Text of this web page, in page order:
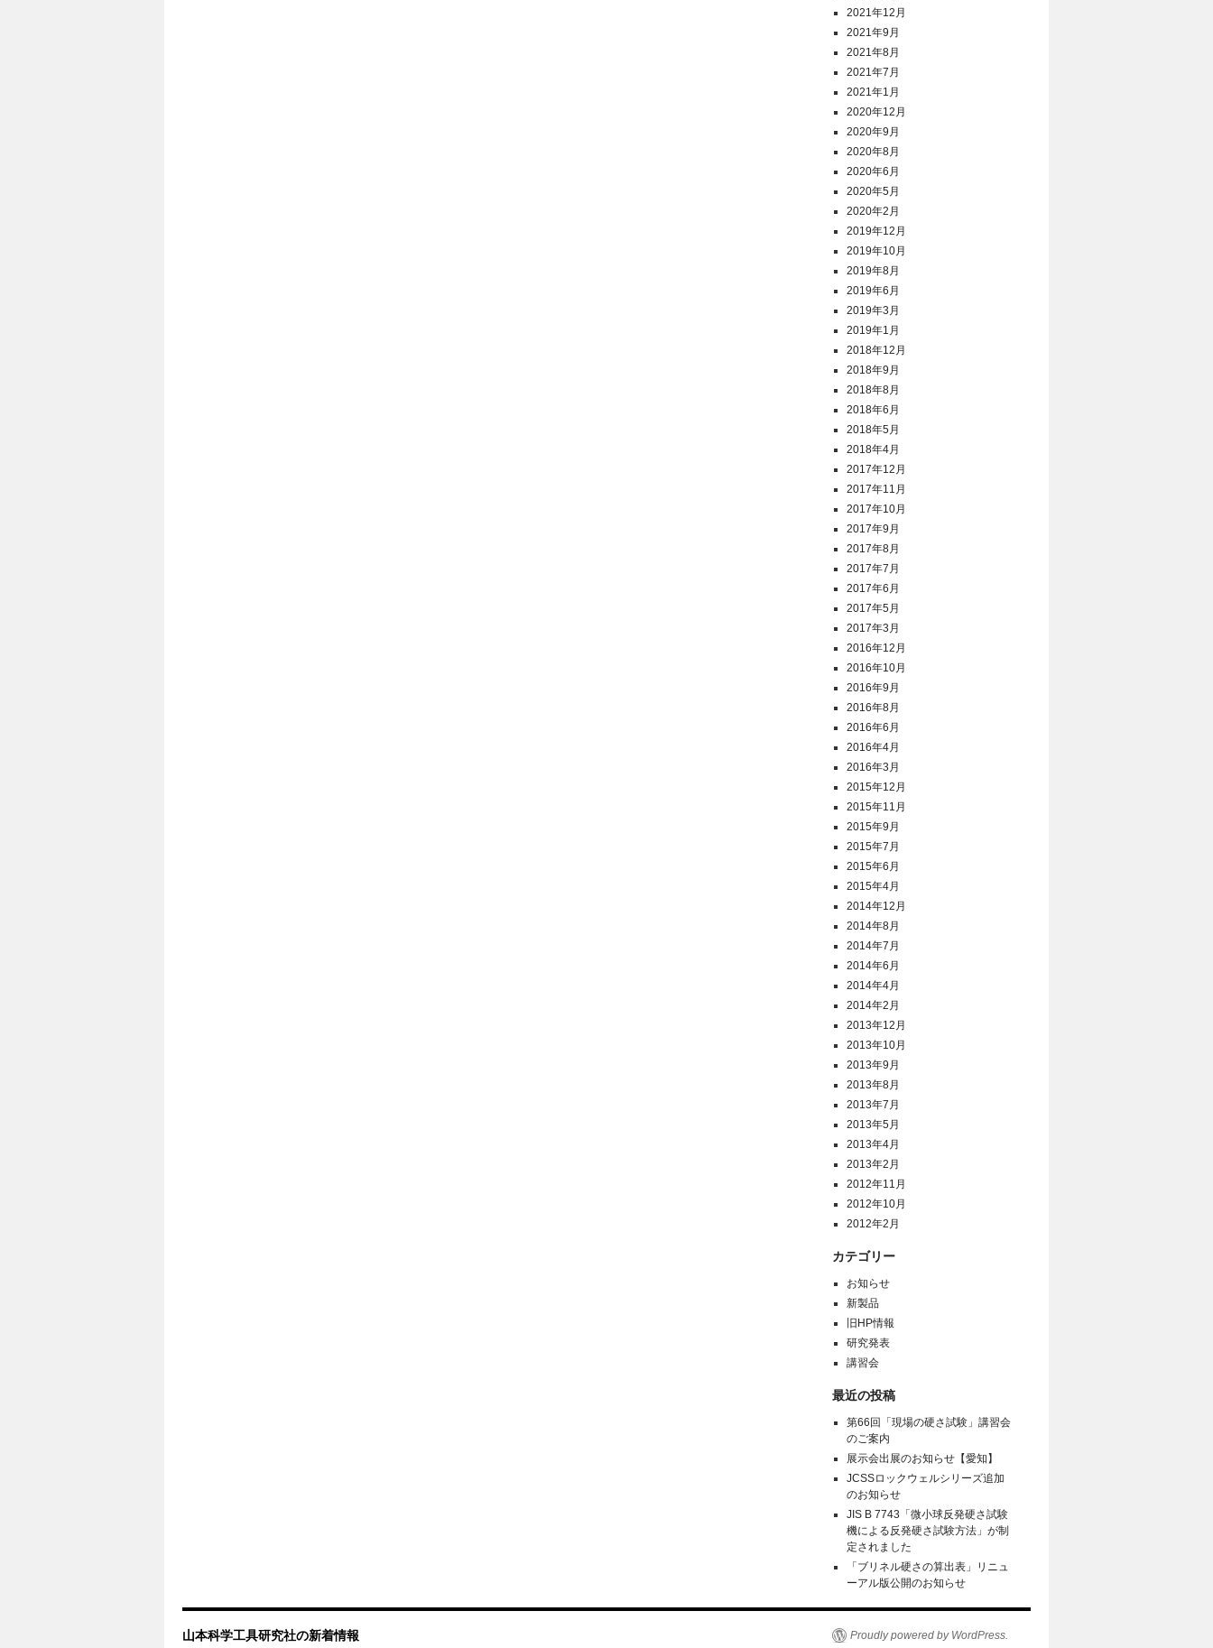
2021年12月
2021年9月
2021年8月
2021年7月
2021年1月
2020年12月
2020年9月
2020年8月
2020年6月
2020年5月
2020年2月
2019年12月
2019年10月
2019年8月
2019年6月
2019年3月
2019年1月
2018年12月
2018年9月
2018年8月
2018年6月
2018年5月
2018年4月
2017年12月
2017年11月
2017年10月
2017年9月
2017年8月
2017年7月
2017年6月
2017年5月
2017年3月
2016年12月
2016年10月
2016年9月
2016年8月
2016年6月
2016年4月
2016年3月
2015年12月
2015年11月
2015年9月
2015年7月
2015年6月
2015年4月
2014年12月
2014年8月
2014年7月
2014年6月
2014年4月
2014年2月
2013年12月
2013年10月
2013年9月
2013年8月
2013年7月
2013年5月
2013年4月
2013年2月
2012年11月
2012年10月
2012年2月
カテゴリー
お知らせ
新製品
旧HP情報
研究発表
講習会
最近の投稿
第66回「現場の硬さ試験」講習会
のご案内
展示会出展のお知らせ【愛知】
JCSSロックウェルシリーズ追加
のお知らせ
JIS B 7743「微小球反発硬さ試験
機による反発硬さ試験方法」が制
定されました
「ブリネル硬さの算出表」リニュ
ーアル版公開のお知らせ
山本科学工具研究社の新着情報 Proudly powered by WordPress.